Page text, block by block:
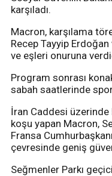
karşıladı.
Macron, karşılama
Recep Tayyip Erdoğan
ve eşleri onuruna
Program sonrası
sabah saatlerinde
İran Caddesi
koşu yapan Macron,
Fransa
çevresinde geniş
Seğmenler Parkı